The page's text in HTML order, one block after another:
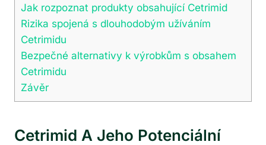
Jak rozpoznat produkty obsahující Cetrimid
Rizika spojená s dlouhodobým užíváním
Cetrimidu
Bezpečné alternativy k výrobkům s obsahem
Cetrimidu
Závěr
Cetrimid A Jeho Potenciální